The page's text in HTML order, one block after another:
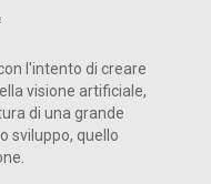
l'intento di creare
visione artificiale,
di una grande
sviluppo, quello